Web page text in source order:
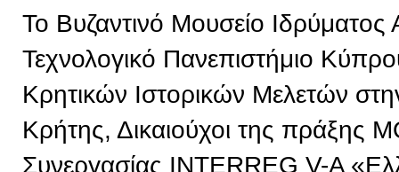
Το Βυζαντινό Μουσείο
Τεχνολογικό Πανεπιστήμιο
Κρητικών Ιστορικών Μελετών
Κρήτης, Δικαιούχοι της πράξης
Συνεργασίας INTERREG V-A